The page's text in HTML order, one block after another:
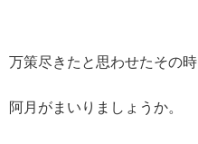
万策尽きたと思わせたその時
阿月がまいりましょうか。